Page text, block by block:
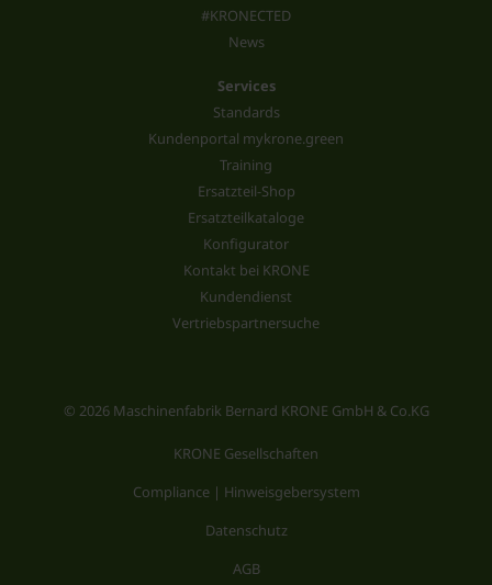
#KRONECTED
News
Services
Standards
Kundenportal mykrone.green
Training
Ersatzteil-Shop
Ersatzteilkataloge
Konfigurator
Kontakt bei KRONE
Kundendienst
Vertriebspartnersuche
© 2026 Maschinenfabrik Bernard KRONE GmbH & Co.KG
KRONE Gesellschaften
Compliance | Hinweisgebersystem
Datenschutz
AGB